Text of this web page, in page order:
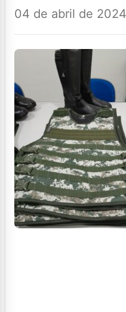
04 de abril de 2024